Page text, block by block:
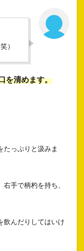
）
を清めます。
たっぷりと汲みま
手で柄杓を持ち、
飲んだりしてはいけ